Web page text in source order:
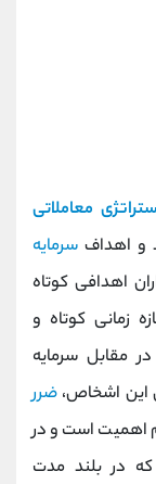
معاملاتی
و اهداف سرمایه‌
اهدافی کوتاه
زمانی کوتاه و
مقابل سرمایه
این اشخاص، ضرر
اهمیت است و در
در بلند مدت
021-22021030
90001030